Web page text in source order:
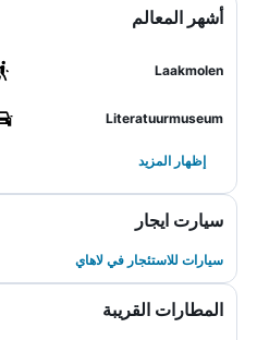
أشهر المعالم
Laakmolen
Literatuurmuseum
إظهار المزيد
سيارت ايجار
سيارات للاستئجار في لاهاي
المطارات القريبة